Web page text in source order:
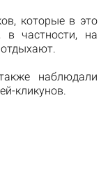
которые в это
в частности, на
наблюдали
кликунов.